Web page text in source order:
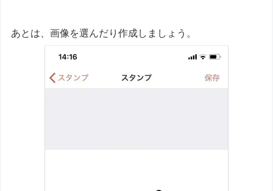
あとは、画像を選んだり作成しましょう。